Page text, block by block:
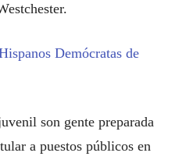
Demócratas de
son gente preparada
a puestos públicos en